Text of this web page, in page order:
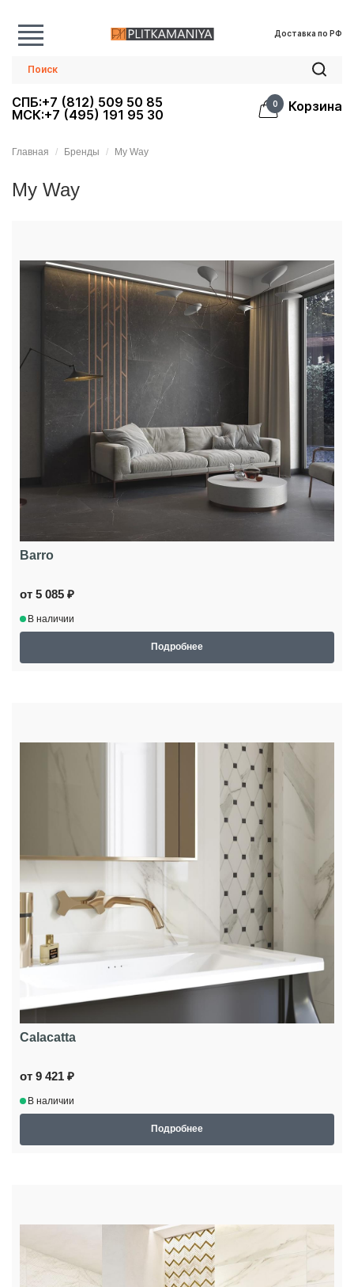
Доставка по РФ
СПБ:+7 (812) 509 50 85
МСК:+7 (495) 191 95 30
0 Корзина
Главная Бренды My Way
My Way
Barro
от 5 085 ₽
В наличии
Подробнее
Calacatta
от 9 421 ₽
В наличии
Подробнее